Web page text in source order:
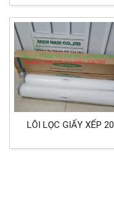
VI SINH
LÕI LỌC GIẤY XẾP 20
0.1 MICRON